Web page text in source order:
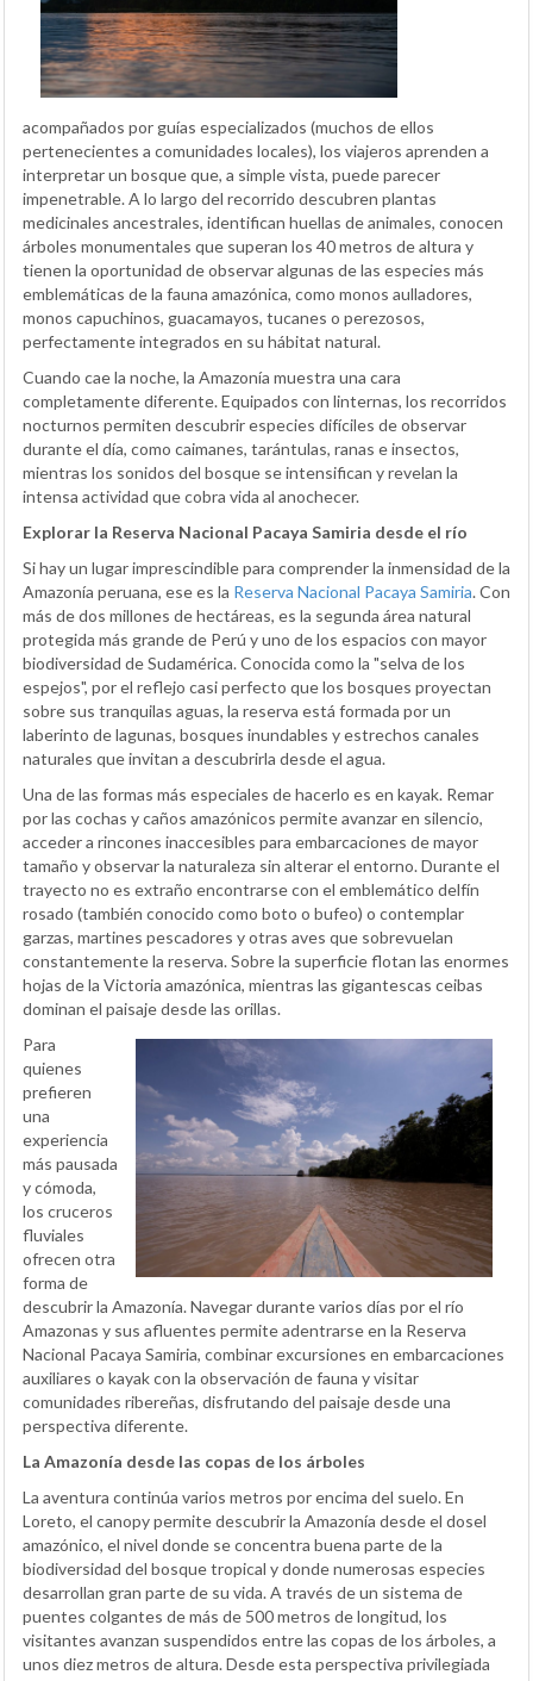
acompañados por guías especializados (muchos de ellos
pertenecientes a comunidades locales), los viajeros aprenden a
interpretar un bosque que, a simple vista, puede parecer
impenetrable. A lo largo del recorrido descubren plantas
medicinales ancestrales, identifican huellas de animales, conocen
árboles monumentales que superan los 40 metros de altura y
tienen la oportunidad de observar algunas de las especies más
emblemáticas de la fauna amazónica, como monos aulladores,
monos capuchinos, guacamayos, tucanes o perezosos,
perfectamente integrados en su hábitat natural.
Cuando cae la noche, la Amazonía muestra una cara
completamente diferente. Equipados con linternas, los recorridos
nocturnos permiten descubrir especies difíciles de observar
durante el día, como caimanes, tarántulas, ranas e insectos,
mientras los sonidos del bosque se intensifican y revelan la
intensa actividad que cobra vida al anochecer.
Explorar la Reserva Nacional Pacaya Samiria desde el río
Si hay un lugar imprescindible para comprender la inmensidad de la
Amazonía peruana, ese es la Reserva Nacional Pacaya Samiria. Con
más de dos millones de hectáreas, es la segunda área natural
protegida más grande de Perú y uno de los espacios con mayor
biodiversidad de Sudamérica. Conocida como la "selva de los
espejos", por el reflejo casi perfecto que los bosques proyectan
sobre sus tranquilas aguas, la reserva está formada por un
laberinto de lagunas, bosques inundables y estrechos canales
naturales que invitan a descubrirla desde el agua.
Una de las formas más especiales de hacerlo es en kayak. Remar
por las cochas y caños amazónicos permite avanzar en silencio,
acceder a rincones inaccesibles para embarcaciones de mayor
tamaño y observar la naturaleza sin alterar el entorno. Durante el
trayecto no es extraño encontrarse con el emblemático delfín
rosado (también conocido como boto o bufeo) o contemplar
garzas, martines pescadores y otras aves que sobrevuelan
constantemente la reserva. Sobre la superficie flotan las enormes
hojas de la Victoria amazónica, mientras las gigantescas ceibas
dominan el paisaje desde las orillas.
Para
quienes
prefieren
una
experiencia
más pausada
y cómoda,
los cruceros
fluviales
ofrecen otra
forma de
descubrir la Amazonía. Navegar durante varios días por el río
Amazonas y sus afluentes permite adentrarse en la Reserva
Nacional Pacaya Samiria, combinar excursiones en embarcaciones
auxiliares o kayak con la observación de fauna y visitar
comunidades ribereñas, disfrutando del paisaje desde una
perspectiva diferente.
La Amazonía desde las copas de los árboles
La aventura continúa varios metros por encima del suelo. En
Loreto, el canopy permite descubrir la Amazonía desde el dosel
amazónico, el nivel donde se concentra buena parte de la
biodiversidad del bosque tropical y donde numerosas especies
desarrollan gran parte de su vida. A través de un sistema de
puentes colgantes de más de 500 metros de longitud, los
visitantes avanzan suspendidos entre las copas de los árboles, a
unos diez metros de altura. Desde esta perspectiva privilegiada